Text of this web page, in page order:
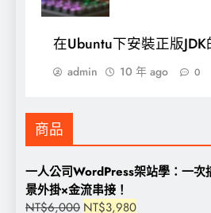
在Ubuntu下安裝正版
admin 10 年 ago 0
商品
一人公司WordPress架站學：一次
景外掛×金流串接！
NT$6,000 原
NT$3,980目